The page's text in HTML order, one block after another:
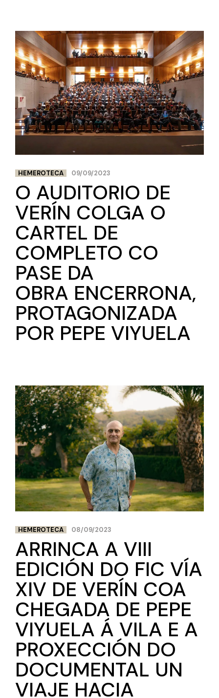
HEMEROTECA 09/09/2023
O AUDITORIO DE
VERÍN COLGA O
CARTEL DE
COMPLETO CO
PASE DA
OBRA ENCERRONA,
PROTAGONIZADA
POR PEPE VIYUELA
HEMEROTECA 08/09/2023
ARRINCA A VIII
EDICIÓN DO FIC VÍA
XIV DE VERÍN COA
CHEGADA DE PEPE
VIYUELA Á VILA E A
PROXECCIÓN DO
DOCUMENTAL UN
VIAJE HACIA